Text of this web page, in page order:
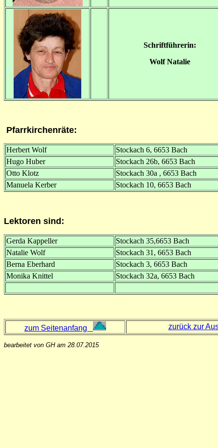
Schriftführerin:
Wolf Natalie
Pfarrkirchenräte:
Herbert Wolf
Stockach 6, 6653 Bach
Hugo Huber
Stockach 26b, 6653 Bach
Otto Klotz
Stockach 30a , 6653 Bach
Manuela Kerber
Stockach 10, 6653 Bach
Lektoren sind:
Gerda Kappeller
Stockach 35,6653 Bach
Natalie Wolf
Stockach 31, 6653 Bach
Berna Eberhard
Stockach 3, 6653 Bach
Monika Knittel
Stockach 32a, 6653 Bach
zum Seitenanfang zurück zur
bearbeitet von GH am 28.07.2015